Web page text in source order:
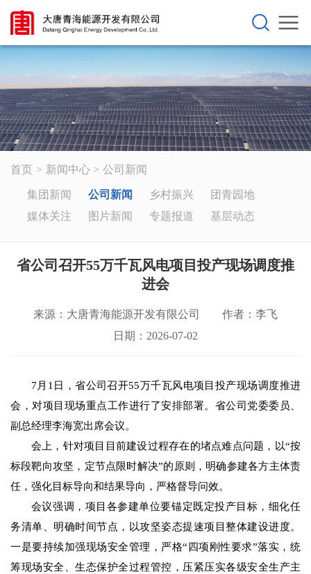
首页 新闻中心 公司新闻
集团新闻 公司新闻 乡村振兴
团青园地
媒体关注
图片新闻 专题报道 基层动态
省公司召开55万千瓦风电项目投产现场调度推
进会
来源：大唐青海能源开发有限公司
作者：李飞
日期：2026-07-02
7月1日，省公司召开55万千瓦风电项目投产现场调度推进
会，对项目现场重点工作进行了安排部署。省公司党委委员、
副总经理李海宽出席会议。
会上，针对项目目前建设过程存在的堵点难点问题，以“按
标段靶向攻坚，定节点限时解决”的原则，明确参建各方主体责
任，强化目标导向和结果导向，严格督导问效。
会议强调，项目各参建单位要锚定既定投产目标，细化任
务清单、明确时间节点，以攻坚姿态提速项目整体建设进度。
一是要持续加强现场安全管理，严格“四项刚性要求”落实，统
筹现场安全、生态保护全过程管控，压紧压实各级安全生产主